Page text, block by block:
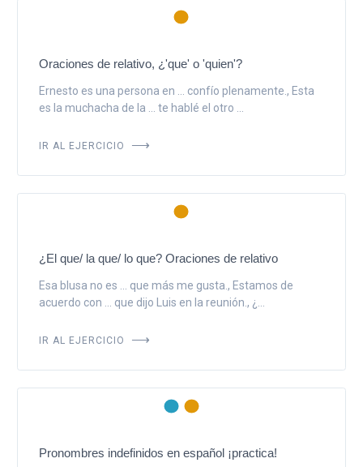
Oraciones de relativo, ¿'que' o 'quien'?
Ernesto es una persona en ... confío plenamente., Esta
es la muchacha de la ... te hablé el otro ...
IR AL EJERCICIO
¿El que/ la que/ lo que? Oraciones de relativo
Esa blusa no es ... que más me gusta., Estamos de
acuerdo con ... que dijo Luis en la reunión., ¿...
IR AL EJERCICIO
Pronombres indefinidos en español ¡practica!